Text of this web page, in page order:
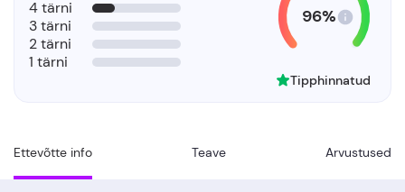
Ettevõtte info Teave Arvustused
4 tärni
3 tärni
2 tärni
1 tärni
96%
Tipphinnatud